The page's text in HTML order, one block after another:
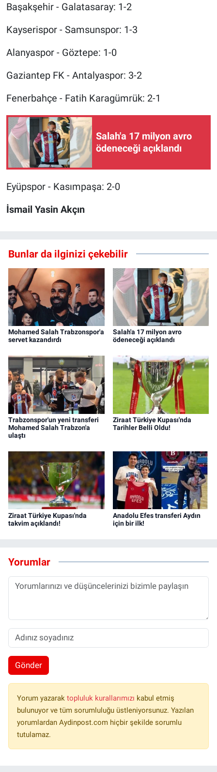
Başakşehir - Galatasaray: 1-2
Kayserispor - Samsunspor: 1-3
Alanyaspor - Göztepe: 1-0
Gaziantep FK - Antalyaspor: 3-2
Fenerbahçe - Fatih Karagümrük: 2-1
Salah'a 17 milyon avro
ödeneceği açıklandı
Eyüpspor - Kasımpaşa: 2-0
İsmail Yasin Akçın
Bunlar da ilginizi çekebilir
Mohamed Salah Trabzonspor'a
servet kazandırdı
Salah'a 17 milyon avro
ödeneceği açıklandı
Trabzonspor'un yeni transferi
Mohamed Salah Trabzon'a
ulaştı
Ziraat Türkiye Kupası'nda
Tarihler Belli Oldu!
Ziraat Türkiye Kupası'nda
takvim açıklandı!
Anadolu Efes transferi Aydın
için bir ilk!
Yorumlar
Gönder
Yorum yazarak topluluk kurallarımızı kabul etmiş
bulunuyor ve tüm sorumluluğu üstleniyorsunuz. Yazılan
yorumlardan Aydinpost.com hiçbir şekilde sorumlu
tutulamaz.